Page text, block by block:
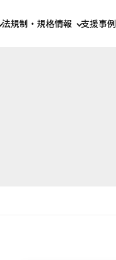
法規制・規格情報 支援事例